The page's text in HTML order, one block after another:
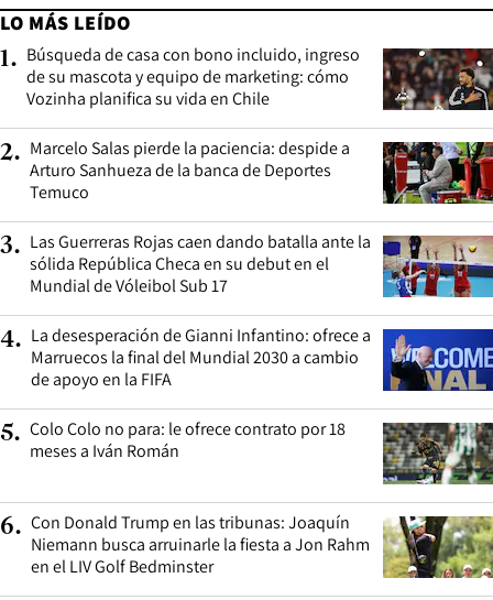
LO MÁS LEÍDO
1. Búsqueda de casa con bono incluido, ingreso
de su mascota y equipo de marketing: cómo
Vozinha planifica su vida en Chile
2. Marcelo Salas pierde la paciencia: despide a
Arturo Sanhueza de la banca de Deportes
Temuco
3. Las Guerreras Rojas caen dando batalla ante la
sólida República Checa en su debut en el
Mundial de Vóleibol Sub 17
4. La desesperación de Gianni Infantino: ofrece a
Marruecos la final del Mundial 2030 a cambio
de apoyo en la FIFA
5. Colo Colo no para: le ofrece contrato por 18
meses a Iván Román
6. Con Donald Trump en las tribunas: Joaquín
Niemann busca arruinarle la fiesta a Jon Rahm
en el LIV Golf Bedminster